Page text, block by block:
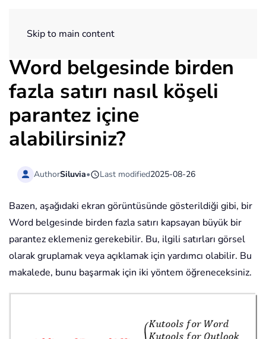
Skip to main content
Word belgesinde birden
fazla satırı nasıl köşeli
parantez içine
alabilirsiniz?
AuthorSiluvia• Last modified2025-08-26
Bazen, aşağıdaki ekran görüntüsünde gösterildiği gibi, bir
Word belgesinde birden fazla satırı kapsayan büyük bir
parantez eklemeniz gerekebilir. Bu, ilgili satırları görsel
olarak gruplamak veya açıklamak için yardımcı olabilir. Bu
makalede, bunu başarmak için iki yöntem öğreneceksiniz.